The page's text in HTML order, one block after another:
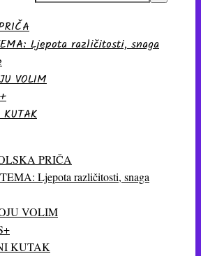
Ljepota različitosti, snaga
VOLIM
PRIČA
Ljepota različitosti, snaga
VOLIM
KUTAK